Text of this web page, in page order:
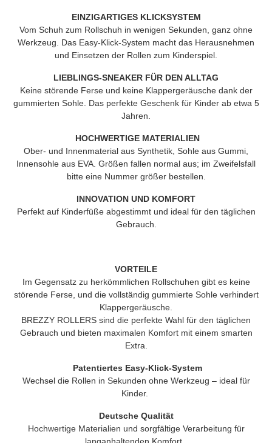
EINZIGARTIGES KLICKSYSTEM
Vom Schuh zum Rollschuh in wenigen Sekunden, ganz ohne
Werkzeug. Das Easy-Klick-System macht das Herausnehmen
und Einsetzen der Rollen zum Kinderspiel.
LIEBLINGS-SNEAKER FÜR DEN ALLTAG
Keine störende Ferse und keine Klappergeräusche dank der
gummierten Sohle. Das perfekte Geschenk für Kinder ab etwa 5
Jahren.
HOCHWERTIGE MATERIALIEN
Ober- und Innenmaterial aus Synthetik, Sohle aus Gummi,
Innensohle aus EVA. Größen fallen normal aus; im Zweifelsfall
bitte eine Nummer größer bestellen.
INNOVATION UND KOMFORT
Perfekt auf Kinderfüße abgestimmt und ideal für den täglichen
Gebrauch.
VORTEILE
Im Gegensatz zu herkömmlichen Rollschuhen gibt es keine
störende Ferse, und die vollständig gummierte Sohle verhindert
Klappergeräusche.
BREZZY ROLLERS sind die perfekte Wahl für den täglichen
Gebrauch und bieten maximalen Komfort mit einem smarten
Extra.
Patentiertes Easy-Klick-System
Wechsel die Rollen in Sekunden ohne Werkzeug – ideal für
Kinder.
Deutsche Qualität
Hochwertige Materialien und sorgfältige Verarbeitung für